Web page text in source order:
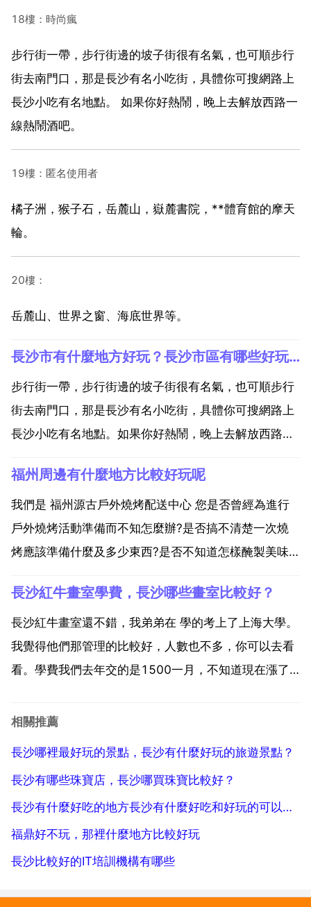
18樓：時尚瘋
步行街一帶，步行街邊的坡子街很有名氣，也可順步行
街去南門口，那是長沙有名小吃街，具體你可搜網路上
長沙小吃有名地點。 如果你好熱鬧，晚上去解放西路一
線熱鬧酒吧。
19樓：匿名使用者
橘子洲，猴子石，岳麓山，嶽麓書院，**體育館的摩天
輪。
20樓：
岳麓山、世界之窗、海底世界等。
長沙市有什麼地方好玩？長沙市區有哪些好玩的地方？
步行街一帶，步行街邊的坡子街很有名氣，也可順步行
街去南門口，那是長沙有名小吃街，具體你可搜網路上
長沙小吃有名地點。如果你好熱鬧，晚上去解放西路一
心區著名的景點 2 湘園文化創意公園，位於長沙市天心
區湘園社群東北角，文化創意公園歷史悠久，是天心區
著名的景...
福州周邊有什麼地方比較好玩呢
我們是 福州源古戶外燒烤配送中心 您是否曾經為進行
戶外燒烤活動準備而不知怎麼辦?是否搞不清楚一次燒
烤應該準備什麼及多少東西?是否不知道怎樣醃製美味
此,燒烤就這麼簡單 專業的戶外燒烤裝置 經驗豐富的燒
烤師傅 完善的服務團隊，隨時提供超過60多種的燒烤
美味...
長沙紅牛畫室學費，長沙哪些畫室比較好？
長沙紅牛畫室還不錯，我弟弟在 學的考上了上海大學。
我覺得他們那管理的比較好，人數也不多，你可以去看
看。學費我們去年交的是1500一月，不知道現在漲了
方。你進他們學校 看看。你好，我是紅牛畫室的老師，
相關推薦
長沙哪裡最好玩的景點，長沙有什麼好玩的旅遊景點？
長沙有哪些珠寶店，長沙哪買珠寶比較好？
長沙有什麼好吃的地方長沙有什麼好吃和好玩的可以推薦嗎
福鼎好不玩，那裡什麼地方比較好玩
長沙比較好的IT培訓機構有哪些